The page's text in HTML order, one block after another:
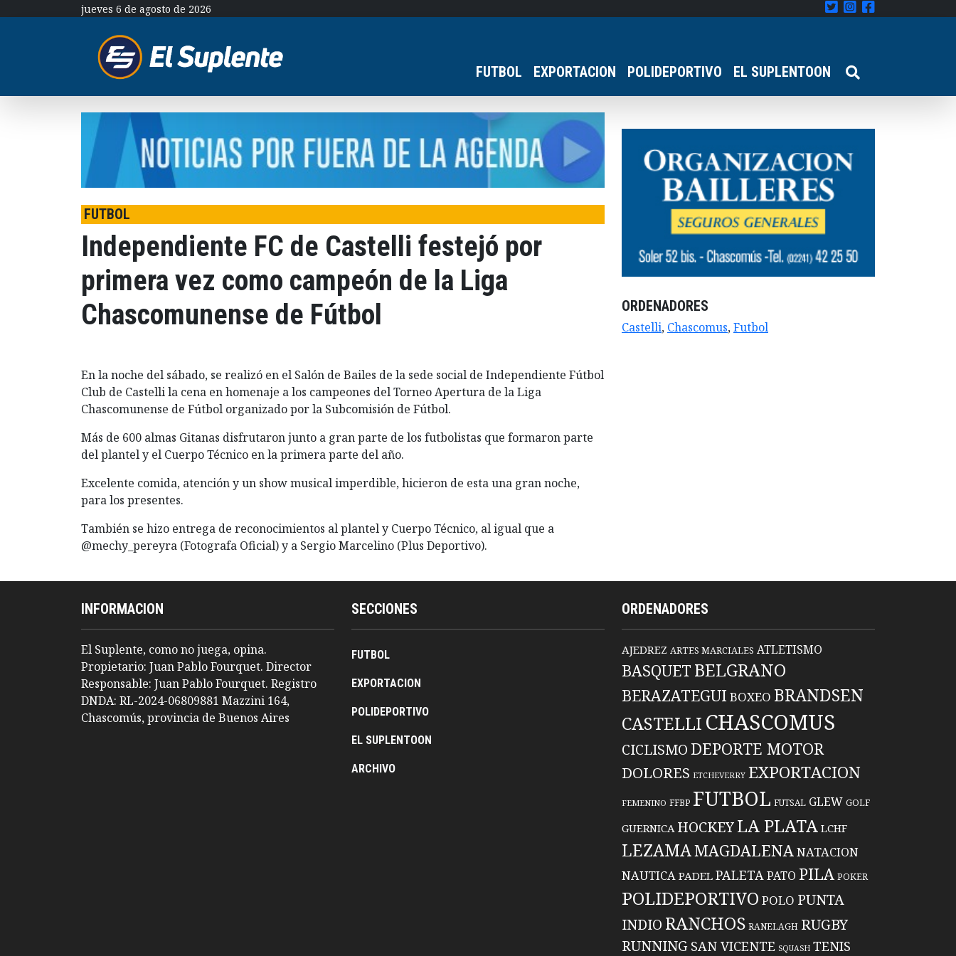
jueves 6 de agosto de 2026
FUTBOL EXPORTACION POLIDEPORTIVO EL SUPLENTOON
FUTBOL
Independiente FC de Castelli festejó por
primera vez como campeón de la Liga
Chascomunense de Fútbol
En la noche del sábado, se realizó en el Salón de Bailes de la sede social de Independiente Fútbol
Club de Castelli la cena en homenaje a los campeones del Torneo Apertura de la Liga
Chascomunense de Fútbol organizado por la Subcomisión de Fútbol.
Más de 600 almas Gitanas disfrutaron junto a gran parte de los futbolistas que formaron parte
del plantel y el Cuerpo Técnico en la primera parte del año.
Excelente comida, atención y un show musical imperdible, hicieron de esta una gran noche,
para los presentes.
También se hizo entrega de reconocimientos al plantel y Cuerpo Técnico, al igual que a
@mechy_pereyra (Fotografa Oficial) y a Sergio Marcelino (Plus Deportivo).
ORDENADORES
Castelli, Chascomus,Futbol
INFORMACION
El Suplente, como no juega, opina.
Propietario: Juan Pablo Fourquet. Director
Responsable: Juan Pablo Fourquet. Registro
DNDA: RL-2024-06809881 Mazzini 164,
Chascomús, provincia de Buenos Aires
SECCIONES
FUTBOL
EXPORTACION
POLIDEPORTIVO
EL SUPLENTOON
ARCHIVO
ORDENADORES
AJEDREZ ARTES MARCIALES ATLETISMO
BASQUET BELGRANO
BERAZATEGUIBOXEO BRANDSEN
CASTELLI CHASCOMUS
CICLISMO DEPORTE MOTOR
DOLORES ETCHEVERRY EXPORTACION
FEMENINO FFBP FUTBOL FUTSAL GLEW GOLF
GUERNICA HOCKEYLA PLATA LCHF
LEZAMAMAGDALENANATACION
NAUTICA PADEL PALETAPATO PILA POKER
POLIDEPORTIVO POLO PUNTA
INDIO RANCHOS RANELAGH RUGBY
RUNNING SAN VICENTE SQUASH TENIS